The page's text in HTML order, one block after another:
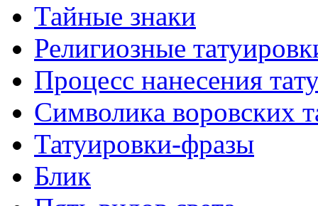
Тайные знаки
Религиозные
Процесс нанесения
Символикa воровских
Татуировки-фразы
Блик